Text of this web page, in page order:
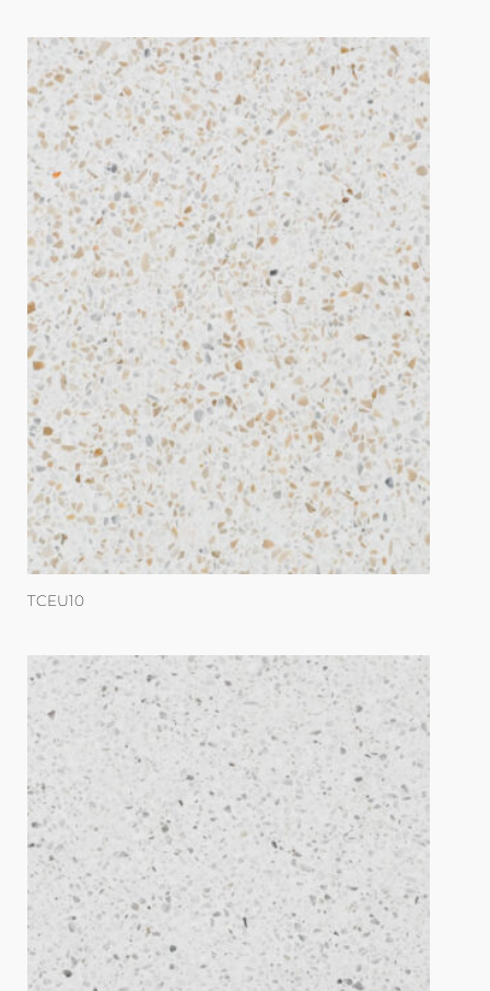
TCEU10